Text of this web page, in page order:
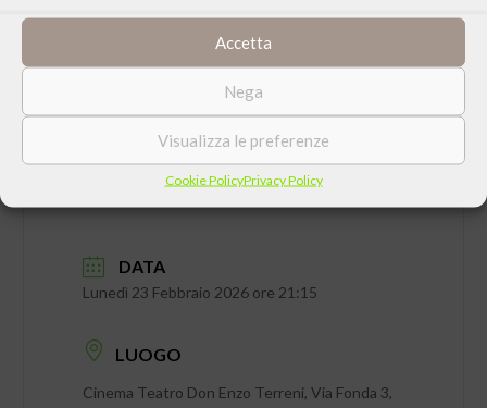
Accetta
Nega
Visualizza le preferenze
Cookie PolicyPrivacy Policy
DATA
Lunedì 23 Febbraio 2026 ore 21:15
LUOGO
Cinema Teatro Don Enzo Terreni, Via Fonda 3,